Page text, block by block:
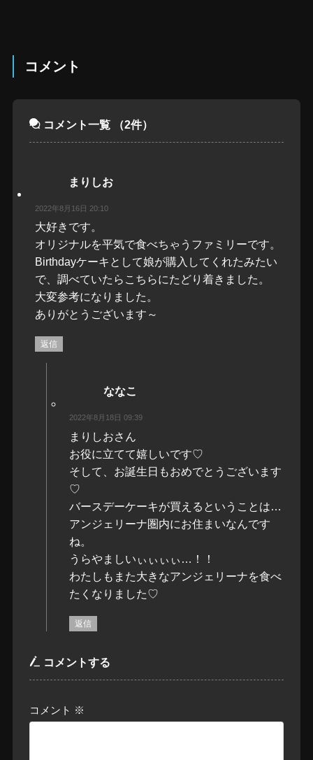
コメント
コメント一覧 （2件）
まりしお
2022年8月16日 20:10
大好きです。
オリジナルを平気で食べちゃうファミリーです。
Birthdayケーキとして娘が購入してくれたみたい
で、調べていたらこちらにたどり着きました。
大変参考になりました。
ありがとうございます～
返信
ななこ
2022年8月18日 09:39
まりしおさん
お役に立てて嬉しいです♡
そして、お誕生日もおめでとうございます
♡
バースデーケーキが買えるということは…
アンジェリーナ圏内にお住まいなんです
ね。
うらやましいぃぃぃぃ…！！
わたしもまた大きなアンジェリーナを食べ
たくなりました♡
返信
コメントする
コメント ※